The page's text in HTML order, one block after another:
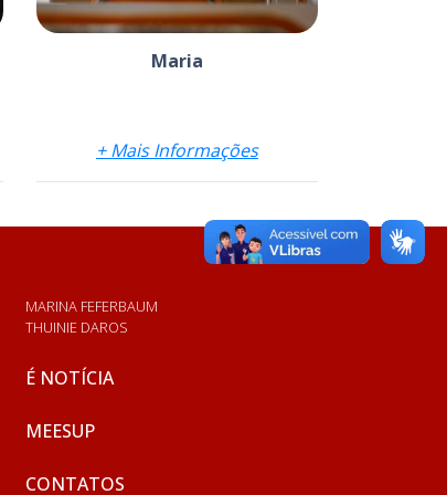
Maria
+ Mais Informações
MARINA FEFERBAUM
THUINIE DAROS
É NOTÍCIA
MEESUP
CONTATOS